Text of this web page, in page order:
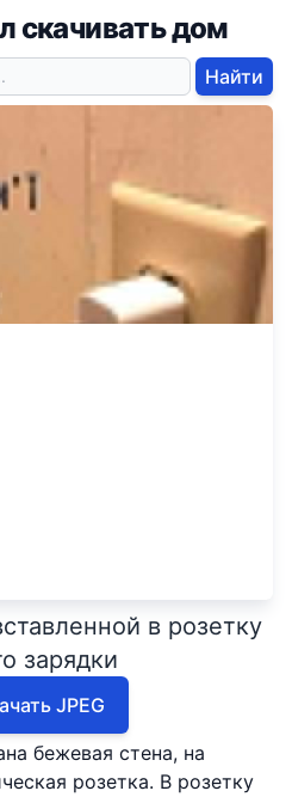
скачивать дом
Найти
в розетку
зарядки
JPEG
бежевая стена, на
розетка. В розетку